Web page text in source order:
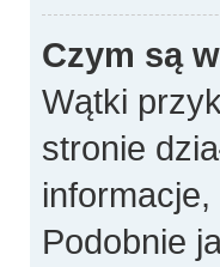
Czym są
Wątki
stronie
Podobnie